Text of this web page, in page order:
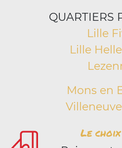
QUARTIERS
Lille
Lille
Mons en
Le